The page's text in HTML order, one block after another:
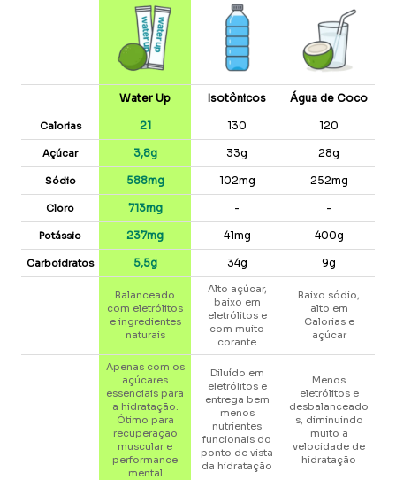
Water Up Isotônicos Água de Coco
Calorias 21 130 120
Açúcar 3,8g 33g 28g
Sódio 588mg 102mg 252mg
Cloro 713mg - -
Potássio 237mg 41mg 400g
Carboidratos 5,5g 34g 9g
Balanceado
com eletrólitos
e ingredientes
naturais
Alto açúcar,
baixo em
eletrólitos e
com muito
corante
Baixo sódio,
alto em
Calorias e
açúcar
Apenas com os
açúcares
essenciais para
a hidratação.
Ótimo para
recuperação
muscular e
performance
mental
Diluído em
eletrólitos e
entrega bem
menos
nutrientes
funcionais do
ponto de vista
da hidratação
Menos
eletrólitos e
desbalanceado
s, diminuindo
muito a
velocidade de
hidratação